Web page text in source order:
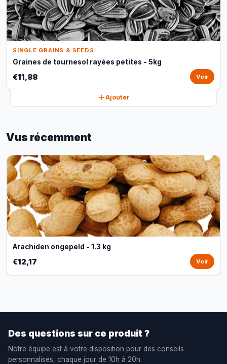
SINGLE GRAINS & SEEDS
Graines de tournesol rayées petites - 5kg
€11,88 Voir
Ajouter
Vus récemment
Arachiden ongepeld - 1.3 kg
€12,17 Voir
Des questions sur ce produit ?
Notre équipe est à votre disposition pour des conseils
personnalisés, chaque jour de 10h à 20h.